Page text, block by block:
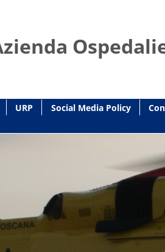
URP Social Media Policy